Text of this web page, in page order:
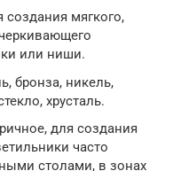
создания мягкого,
или ниши.
бронза, никель,
хрусталь.
для создания
часто
столами, в зонах